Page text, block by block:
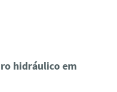
hidráulico em